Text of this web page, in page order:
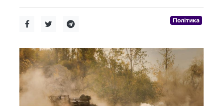
Політика